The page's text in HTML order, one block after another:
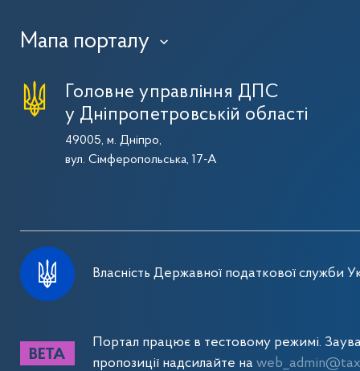
Мапа порталу ›
Головне управління ДПС
у Дніпропетровській області
49005, м. Дніпро,
вул. Сімферопольська, 17-А
Власність Державної податкової служби
Портал працює в тестовому режимі.
пропозиції надсилайте на